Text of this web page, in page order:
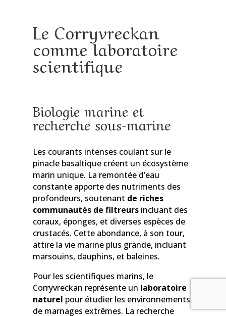
Le Corryvreckan
comme laboratoire
scientifique
Biologie marine et
recherche sous-marine
Les courants intenses coulant sur le
pinacle basaltique créent un écosystème
marin unique. La remontée d’eau
constante apporte des nutriments des
profondeurs, soutenant de riches
communautés de filtreursincluant des
coraux, éponges, et diverses espèces de
crustacés. Cette abondance, à son tour,
attire la vie marine plus grande, incluant
marsouins, dauphins, et baleines.
Pour les scientifiques marins, le
Corryvreckan représente un laboratoire
naturel pour étudier les environnements
de marnages extrêmes. La recherche